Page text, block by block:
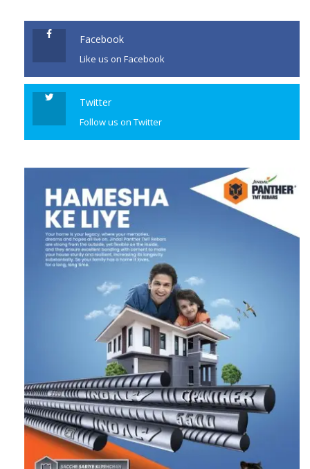
କାର୍ଯ୍ୟକ୍ରମରେ ବରଗଡ ବିଧାୟକ
ଅଶ୍ବିନୀ କୁମାର ଷଡ଼ଙ୍ଗୀ, ଜିଲାପାଳ
ଆଦିତ୍ୟ ଗୋୟଲଙ୍କ ସମେତ ଅନ୍ୟ
ବିଭାଗୀୟ ଅଧିକାରୀମାନେ
CONTINUE READING
Facebook
Like us on Facebook
Twitter
Follow us on Twitter